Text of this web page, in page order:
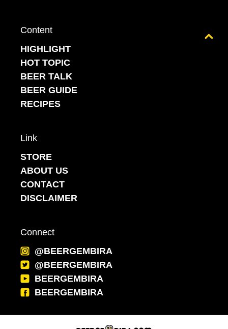
Content
HIGHLIGHT
HOT TOPIC
BEER TALK
BEER GUIDE
RECIPES
Link
STORE
ABOUT US
CONTACT
DISCLAIMER
Connect
@BEERGEMBIRA
@BEERGEMBIRA
BEERGEMBIRA
BEERGEMBIRA